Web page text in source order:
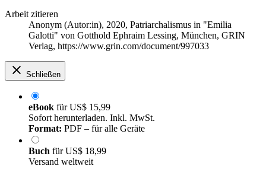
Arbeit zitieren
Anonym (Autor:in), 2020, Patriarchalismus in "Emilia
Galotti" von Gotthold Ephraim Lessing, München, GRIN
Verlag, https://www.grin.com/document/997033
Schließen
eBook fürUS$ 15,99
Sofort herunterladen. Inkl. MwSt.
Format: PDF – für alle Geräte
Buch fürUS$ 18,99
Versand weltweit